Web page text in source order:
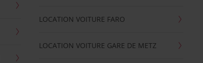
LOCATION VOITURE FARO
LOCATION VOITURE GARE DE METZ